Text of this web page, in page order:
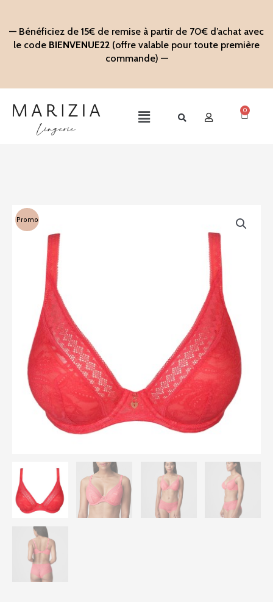
contenu
— Bénéficiez de 15€ de remise à partir de 70€ d’achat avec
le code BIENVENUE22 (offre valable pour toute première
commande) —
Main
0
Panier
Promo